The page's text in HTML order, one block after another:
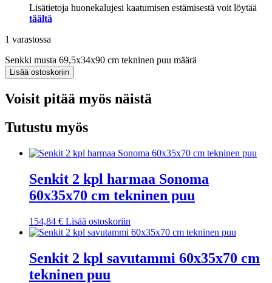
Lisätietoja huonekalujesi kaatumisen estämisestä voit löytää
täältä
1 varastossa
Senkki musta 69,5x34x90 cm tekninen puu määrä
Lisää ostoskoriin
Voisit pitää myös näistä
Tutustu myös
Senkit 2 kpl harmaa Sonoma
60x35x70 cm tekninen puu
154,84 € Lisää ostoskoriin
Senkit 2 kpl savutammi 60x35x70 cm
tekninen puu